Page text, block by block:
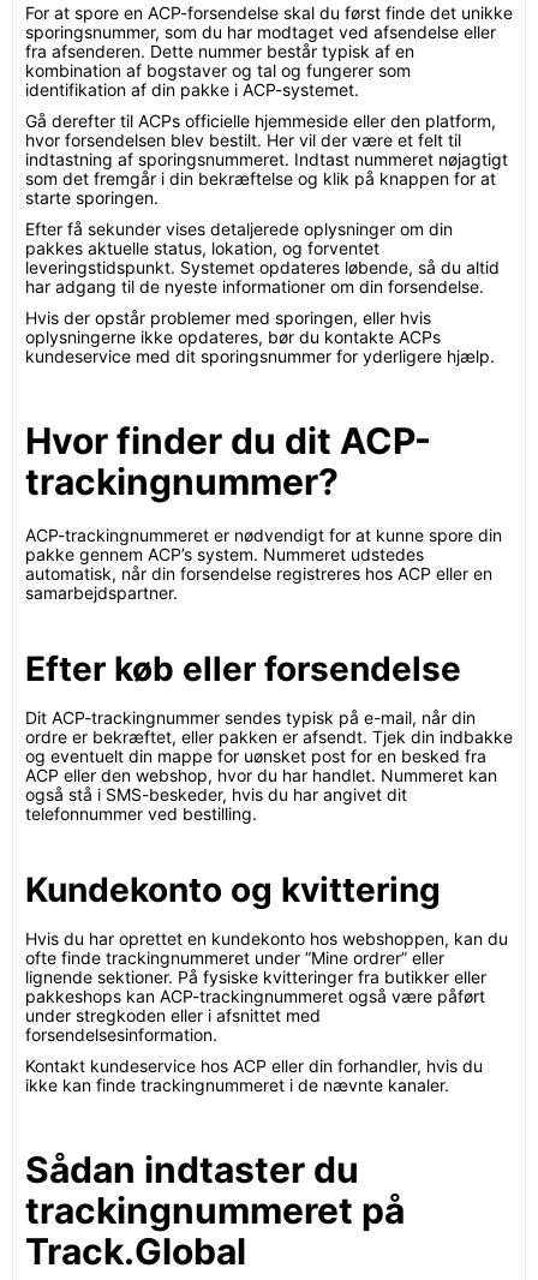
For at spore en ACP-forsendelse skal du først finde det unikke
sporingsnummer, som du har modtaget ved afsendelse eller
fra afsenderen. Dette nummer består typisk af en
kombination af bogstaver og tal og fungerer som
identifikation af din pakke i ACP-systemet.
Gå derefter til ACPs officielle hjemmeside eller den platform,
hvor forsendelsen blev bestilt. Her vil der være et felt til
indtastning af sporingsnummeret. Indtast nummeret nøjagtigt
som det fremgår i din bekræftelse og klik på knappen for at
starte sporingen.
Efter få sekunder vises detaljerede oplysninger om din
pakkes aktuelle status, lokation, og forventet
leveringstidspunkt. Systemet opdateres løbende, så du altid
har adgang til de nyeste informationer om din forsendelse.
Hvis der opstår problemer med sporingen, eller hvis
oplysningerne ikke opdateres, bør du kontakte ACPs
kundeservice med dit sporingsnummer for yderligere hjælp.
Hvor finder du dit ACP-
trackingnummer?
ACP-trackingnummeret er nødvendigt for at kunne spore din
pakke gennem ACP’s system. Nummeret udstedes
automatisk, når din forsendelse registreres hos ACP eller en
samarbejdspartner.
Efter køb eller forsendelse
Dit ACP-trackingnummer sendes typisk på e-mail, når din
ordre er bekræftet, eller pakken er afsendt. Tjek din indbakke
og eventuelt din mappe for uønsket post for en besked fra
ACP eller den webshop, hvor du har handlet. Nummeret kan
også stå i SMS-beskeder, hvis du har angivet dit
telefonnummer ved bestilling.
Kundekonto og kvittering
Hvis du har oprettet en kundekonto hos webshoppen, kan du
ofte finde trackingnummeret under ”Mine ordrer” eller
lignende sektioner. På fysiske kvitteringer fra butikker eller
pakkeshops kan ACP-trackingnummeret også være påført
under stregkoden eller i afsnittet med
forsendelsesinformation.
Kontakt kundeservice hos ACP eller din forhandler, hvis du
ikke kan finde trackingnummeret i de nævnte kanaler.
Sådan indtaster du
trackingnummeret på
Track.Global